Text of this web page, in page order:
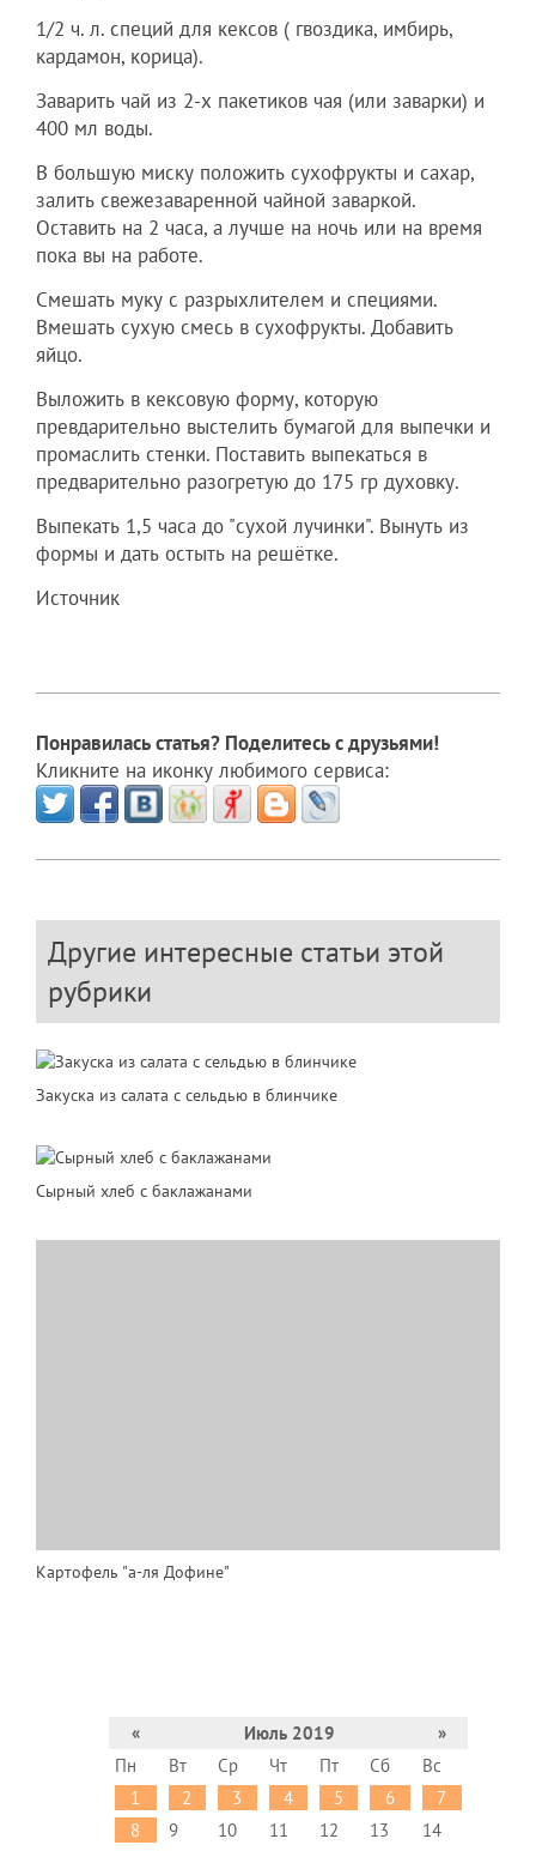
1/2 ч. л. специй для кексов ( гвоздика, имбирь,
кардамон, корица).
Заварить чай из 2-х пакетиков чая (или заварки) и
400 мл воды.
В большую миску положить сухофрукты и сахар,
залить свежезаваренной чайной заваркой.
Оставить на 2 часа, а лучше на ночь или на время
пока вы на работе.
Смешать муку с разрыхлителем и специями.
Вмешать сухую смесь в сухофрукты. Добавить
яйцо.
Выложить в кексовую форму, которую
превдарительно выстелить бумагой для выпечки и
промаслить стенки. Поставить выпекаться в
предварительно разогретую до 175 гр духовку.
Выпекать 1,5 часа до "сухой лучинки". Вынуть из
формы и дать остыть на решётке.
Источник
Понравилась статья? Поделитесь с друзьями!
Кликните на иконку любимого сервиса:
Другие интересные статьи этой
рубрики
Закуска из салата с сельдью в блинчике
Сырный хлеб с баклажанами
Картофель "а-ля Дофине"
« Июль 2019
»
Пн
Вт Ср Чт Пт Сб
Вс
1
2 3 4 5 6
7
8
9 10 11 12 13
14